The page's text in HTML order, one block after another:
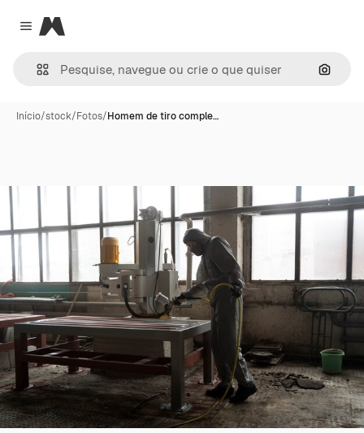
Close menu
Magnific
Início/stock/Fotos/Homem de tiro comple…